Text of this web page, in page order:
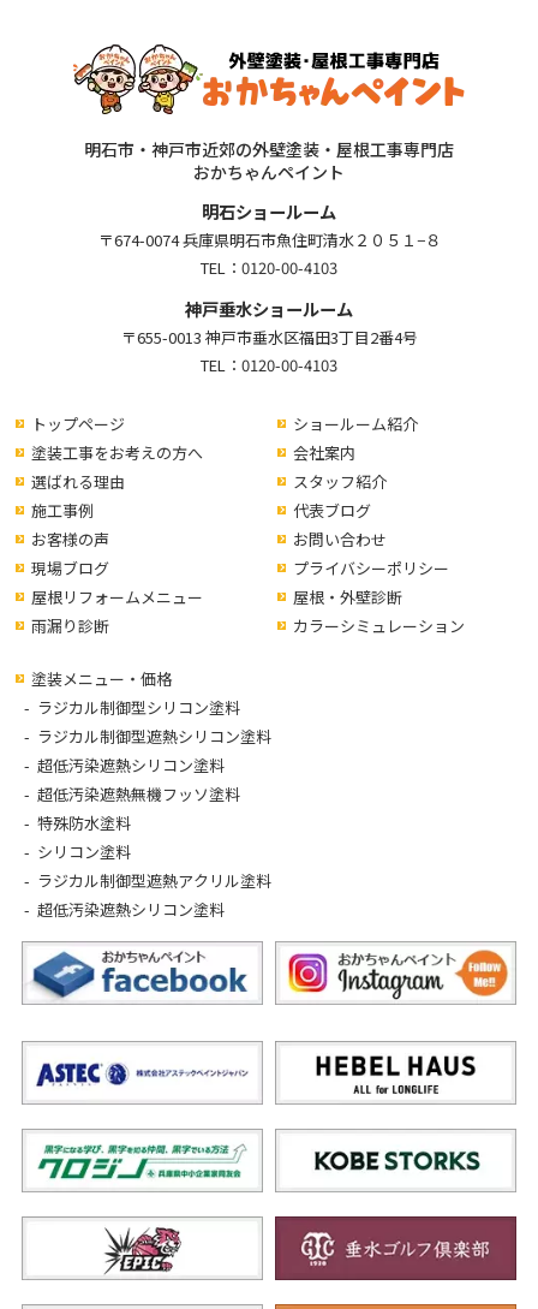
明石市・神戸市近郊の外壁塗装・屋根工事専門店
おかちゃんペイント
明石ショールーム
〒674-0074 兵庫県明石市魚住町清水２０５１−８
TEL： 0120-00-4103
神戸垂水ショールーム
〒655-0013 神戸市垂水区福田3丁目2番4号
TEL： 0120-00-4103
トップページ
塗装工事をお考えの方へ
選ばれる理由
ショールーム紹介
会社案内
スタッフ紹介
施工事例
お客様の声
現場ブログ
代表ブログ
お問い合わせ
プライバシーポリシー
屋根リフォームメニュー
雨漏り診断
屋根・外壁診断
カラーシミュレーション
塗装メニュー・価格
ラジカル制御型シリコン塗料
ラジカル制御型遮熱シリコン塗料
超低汚染遮熱シリコン塗料
超低汚染遮熱無機フッソ塗料
特殊防水塗料
シリコン塗料
ラジカル制御型遮熱アクリル塗料
超低汚染遮熱シリコン塗料